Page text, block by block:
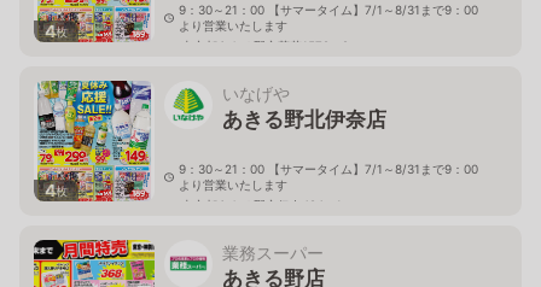
4枚
9：30～21：00 【サマータイム】7/1～8/31まで9：00
より営業いたします
東京都あきる野市草花1572－2
4枚
いなげや
あきる野北伊奈店
9：30～21：00 【サマータイム】7/1～8/31まで9：00
より営業いたします
東京都あきる野市伊奈494－1
業務スーパー
あきる野店